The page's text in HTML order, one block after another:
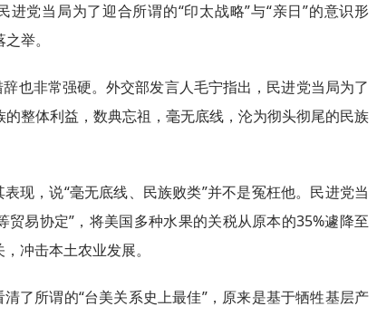
进党当局为了迎合所谓的“印太战略”与“亲日”的意识形
举。
也非常强硬。外交部发言人毛宁指出，民进党当局为了
整体利益，数典忘祖，毫无底线，沦为彻头彻尾的民族
现，说“毫无底线、民族败类”并不是冤枉他。民进党当
贸易协定”，将美国多种水果的关税从原本的35%遽降至
冲击本土农业发展。
了所谓的“台美关系史上最佳”，原来是基于牺牲基层产